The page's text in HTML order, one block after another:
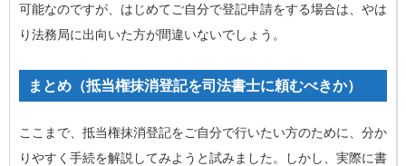
可能なのですが、はじめてご自分で登記申請をする場合は、やは
り法務局に出向いた方が間違いないでしょう。
まとめ（抵当権抹消登記を司法書士に頼むべきか）
ここまで、抵当権抹消登記をご自分で行いたい方のために、分か
りやすく手続を解説してみようと試みました。しかし、実際に書